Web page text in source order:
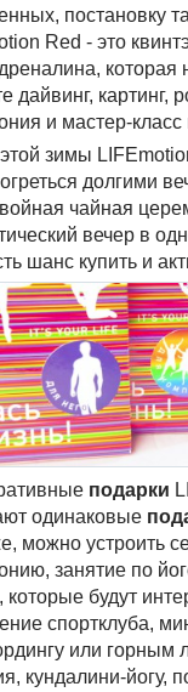
постановку
Red - это
дайвинг,
и мастер-класс
зимы
долгими
чайная
вечер в
шанс купить и
подарки
одинаковые
можно устроить
занятие по
которые будут
спортклуба,
или
кундалини-йогу,